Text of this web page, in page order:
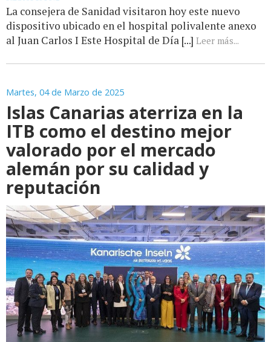
La consejera de Sanidad visitaron hoy este nuevo
dispositivo ubicado en el hospital polivalente anexo
al Juan Carlos I Este Hospital de Día [...] Leer más...
Martes, 04 de Marzo de 2025
Islas Canarias aterriza en la
ITB como el destino mejor
valorado por el mercado
alemán por su calidad y
reputación